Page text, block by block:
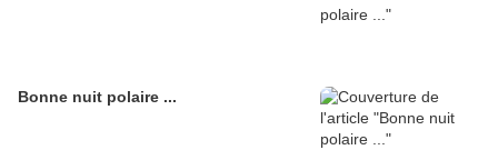
Bonne nuit polaire ...